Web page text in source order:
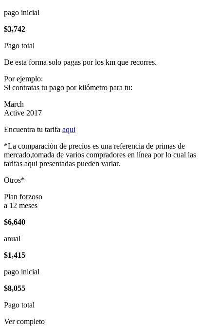
pago inicial
$3,742
Pago total
De esta forma solo pagas por los km que recorres.
Por ejemplo:
Si contratas tu pago por kilómetro para tu:
March
Active 2017
Encuentra tu tarifa aqui
*La comparación de precios es una referencia de primas de
mercado,tomada de varios compradores en línea por lo cual las
tarifas aqui presentadas pueden variar.
Otros*
Plan forzoso
a 12 meses
$6,640
anual
$1,415
pago inicial
$8,055
Pago total
Ver completo